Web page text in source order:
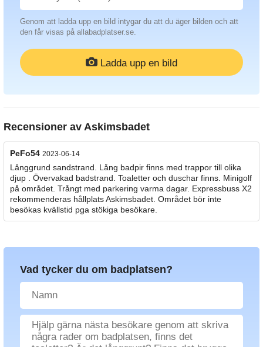
Genom att ladda upp en bild intygar du att du äger bilden och att
den får visas på allabadplatser.se.
Ladda upp en bild
Recensioner av Askimsbadet
PeFo54 2023-06-14
Långgrund sandstrand. Lång badpir finns med trappor till olika
djup . Övervakad badstrand. Toaletter och duschar finns. Minigolf
på området. Trångt med parkering varma dagar. Expressbuss X2
rekommenderas hållplats Askimsbadet. Området bör inte
besökas kvällstid pga stökiga besökare.
Vad tycker du om badplatsen?